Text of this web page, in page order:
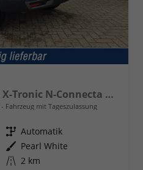
1.3 DIG-T MHEV 158 PS X-Tronic N-Connecta Teil-Leder PanoGlasdach Klimaautomatik Sitzheizung Lenkradheizung Navi ACC PDC v+h 360°Kamera DAB Bluetooth Touchscreen Apple CarPlay Android Auto 18"LM
Fahrzeug mit Tageszulassung
Getriebe Automatik
Außenfarbe Pearl White
Kilometerstand 2 km